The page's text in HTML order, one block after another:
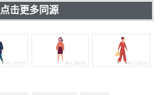
点击更多同源